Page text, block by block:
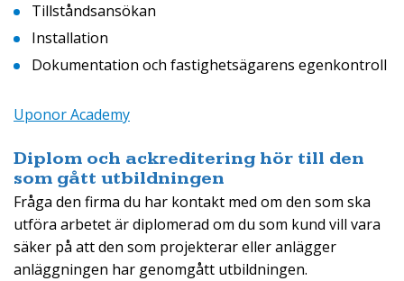
Tillståndsansökan
Installation
Dokumentation och fastighetsägarens egenkontroll
Uponor Academy
Diplom och ackreditering hör till den
som gått utbildningen
Fråga den firma du har kontakt med om den som ska
utföra arbetet är diplomerad om du som kund vill vara
säker på att den som projekterar eller anlägger
anläggningen har genomgått utbildningen.